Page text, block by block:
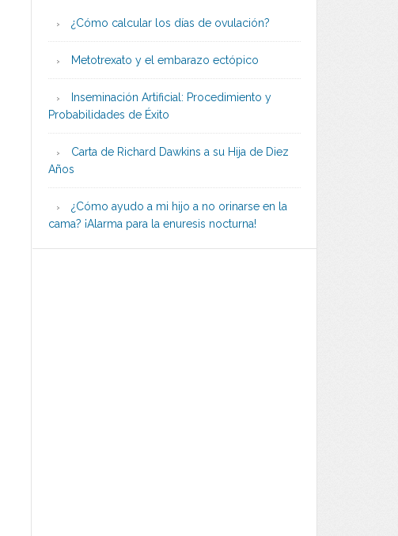
¿Cómo calcular los días de ovulación?
Metotrexato y el embarazo ectópico
Inseminación Artificial: Procedimiento y
Probabilidades de Éxito
Carta de Richard Dawkins a su Hija de Diez
Años
¿Cómo ayudo a mi hijo a no orinarse en la
cama? ¡Alarma para la enuresis nocturna!